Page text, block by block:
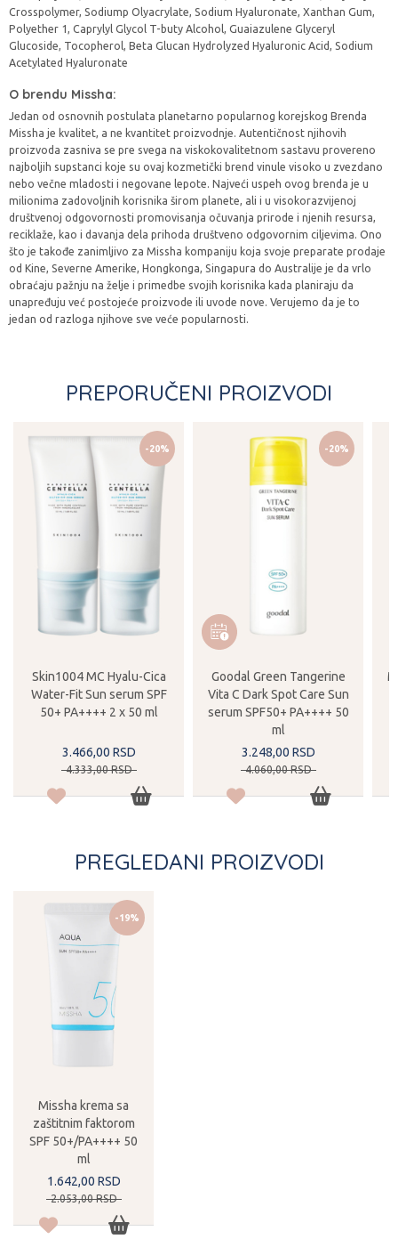
Crosspolymer, Sodiump Olyacrylate, Sodium Hyaluronate, Xanthan Gum,
Polyether 1, Caprylyl Glycol T-buty Alcohol, Guaiazulene Glyceryl
Glucoside, Tocopherol, Beta Glucan Hydrolyzed Hyaluronic Acid, Sodium
Acetylated Hyaluronate
O brendu Missha:
Jedan od osnovnih postulata planetarno popularnog korejskog Brenda
Missha je kvalitet, a ne kvantitet proizvodnje. Autentičnost njihovih
proizvoda zasniva se pre svega na viskokovalitetnom sastavu provereno
najboljih supstanci koje su ovaj kozmetički brend vinule visoko u zvezdano
nebo večne mladosti i negovane lepote. Najveći uspeh ovog brenda je u
milionima zadovoljnih korisnika širom planete, ali i u visokorazvijenoj
društvenoj odgovornosti promovisanja očuvanja prirode i njenih resursa,
reciklaže, kao i davanja dela prihoda društveno odgovornim ciljevima. Ono
što je takođe zanimljivo za Missha kompaniju koja svoje preparate prodaje
od Kine, Severne Amerike, Hongkonga, Singapura do Australije je da vrlo
obraćaju pažnju na želje i primedbe svojih korisnika kada planiraju da
unapređuju već postojeće proizvode ili uvode nove. Verujemo da je to
jedan od razloga njihove sve veće popularnosti.
PREPORUČENI PROIZVODI
-20%
Skin1004 MC Hyalu-Cica
Water-Fit Sun serum SPF
50+ PA++++ 2 x 50 ml
3.466,00 RSD
4.333,00 RSD
-20%
Goodal Green Tangerine
Vita C Dark Spot Care Sun
serum SPF50+ PA++++ 50
ml
3.248,00 RSD
4.060,00 RSD
PREGLEDANI PROIZVODI
-19%
Missha krema sa
zaštitnim faktorom
SPF 50+/PA++++ 50
ml
1.642,00 RSD
2.053,00 RSD